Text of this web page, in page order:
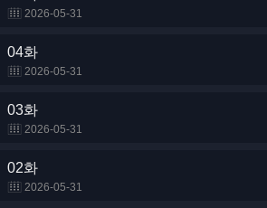
2026-05-31
04화
2026-05-31
03화
2026-05-31
02화
2026-05-31